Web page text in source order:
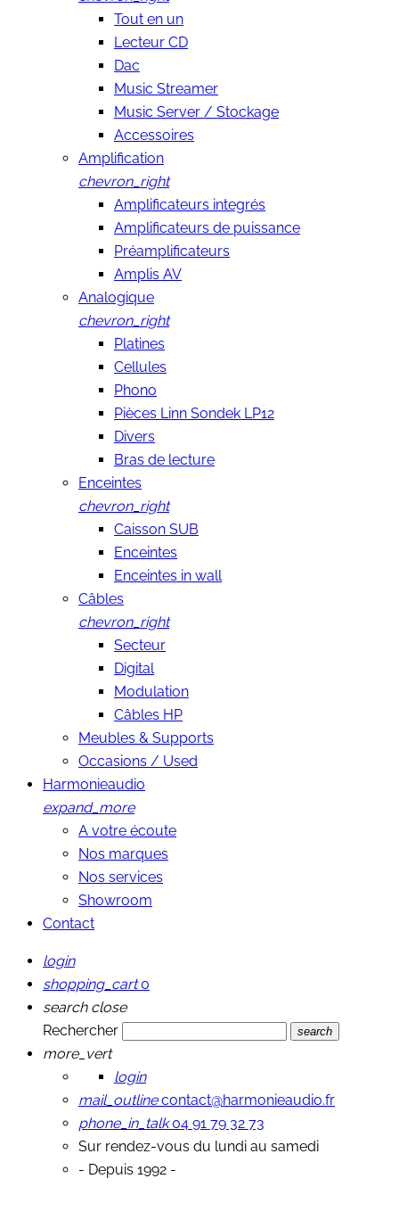
Tout en un
Lecteur CD
Dac
Music Streamer
Music Server / Stockage
Accessoires
Amplification
chevron_right
Amplificateurs integrés
Amplificateurs de puissance
Préamplificateurs
Amplis AV
Analogique
chevron_right
Platines
Cellules
Phono
Pièces Linn Sondek LP12
Divers
Bras de lecture
Enceintes
chevron_right
Caisson SUB
Enceintes
Enceintes in wall
Câbles
chevron_right
Secteur
Digital
Modulation
Câbles HP
Meubles & Supports
Occasions / Used
Harmonieaudio
expand_more
A votre écoute
Nos marques
Nos services
Showroom
Contact
login
shopping_cart 0
search close
Rechercher
search
more_vert
login
mail_outline contact@harmonieaudio.fr
phone_in_talk 04 91 79 32 73
Sur rendez-vous du lundi au samedi
- Depuis 1992 -